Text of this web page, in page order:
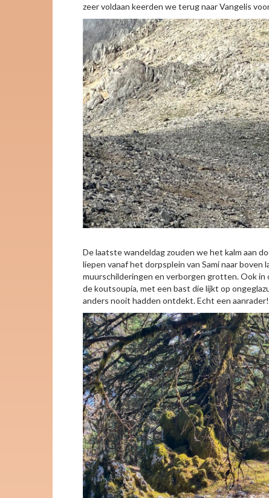
zeer voldaan keerden we terug naar Vangelis
De laatste wandeldag zouden we het kalm aan
liepen vanaf het dorpsplein van Sami naar
muurschilderingen en verborgen grotten. Ook in
de koutsoupia, met een bast die lijkt op
anders nooit hadden ontdekt. Echt een aanrader!